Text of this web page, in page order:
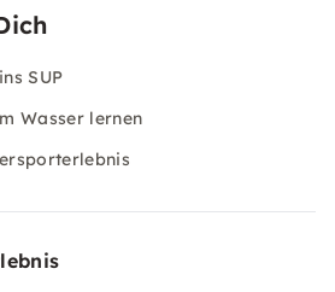
SUP
Wasser lernen